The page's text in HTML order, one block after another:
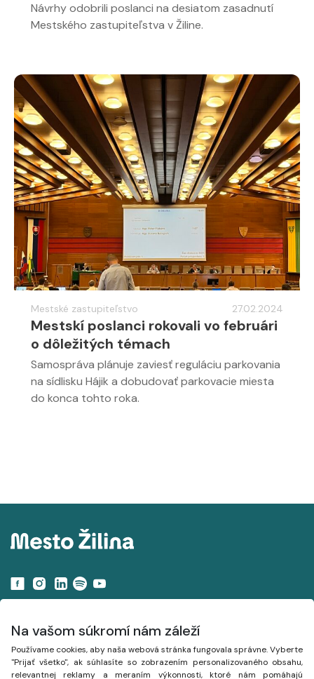
Návrhy odobrili poslanci na desiatom zasadnutí
Mestského zastupiteľstva v Žiline.
Mestské zastupiteľstvo 27.02.2024
Mestskí poslanci rokovali vo februári
o dôležitých témach
Samospráva plánuje zaviesť reguláciu parkovania
na sídlisku Hájik a dobudovať parkovacie miesta
do konca tohto roka.
Navigácia
Projekty
Na vašom súkromí nám záleží
Používame cookies, aby naša webová stránka fungovala správne. Vyberte
"Prijať všetko", ak súhlasíte so zobrazením personalizovaného obsahu,
relevantnej reklamy a meraním výkonnosti, ktoré nám pomáhajú